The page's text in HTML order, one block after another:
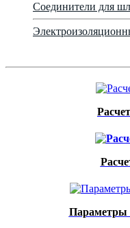
Соединители для
Параметры